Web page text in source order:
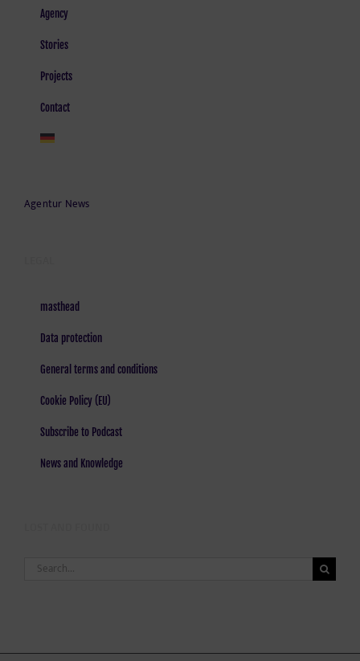
Agency
Stories
Projects
Contact
Agentur News
masthead
Data protection
General terms and conditions
Cookie Policy (EU)
Subscribe to Podcast
News and Knowledge
Search